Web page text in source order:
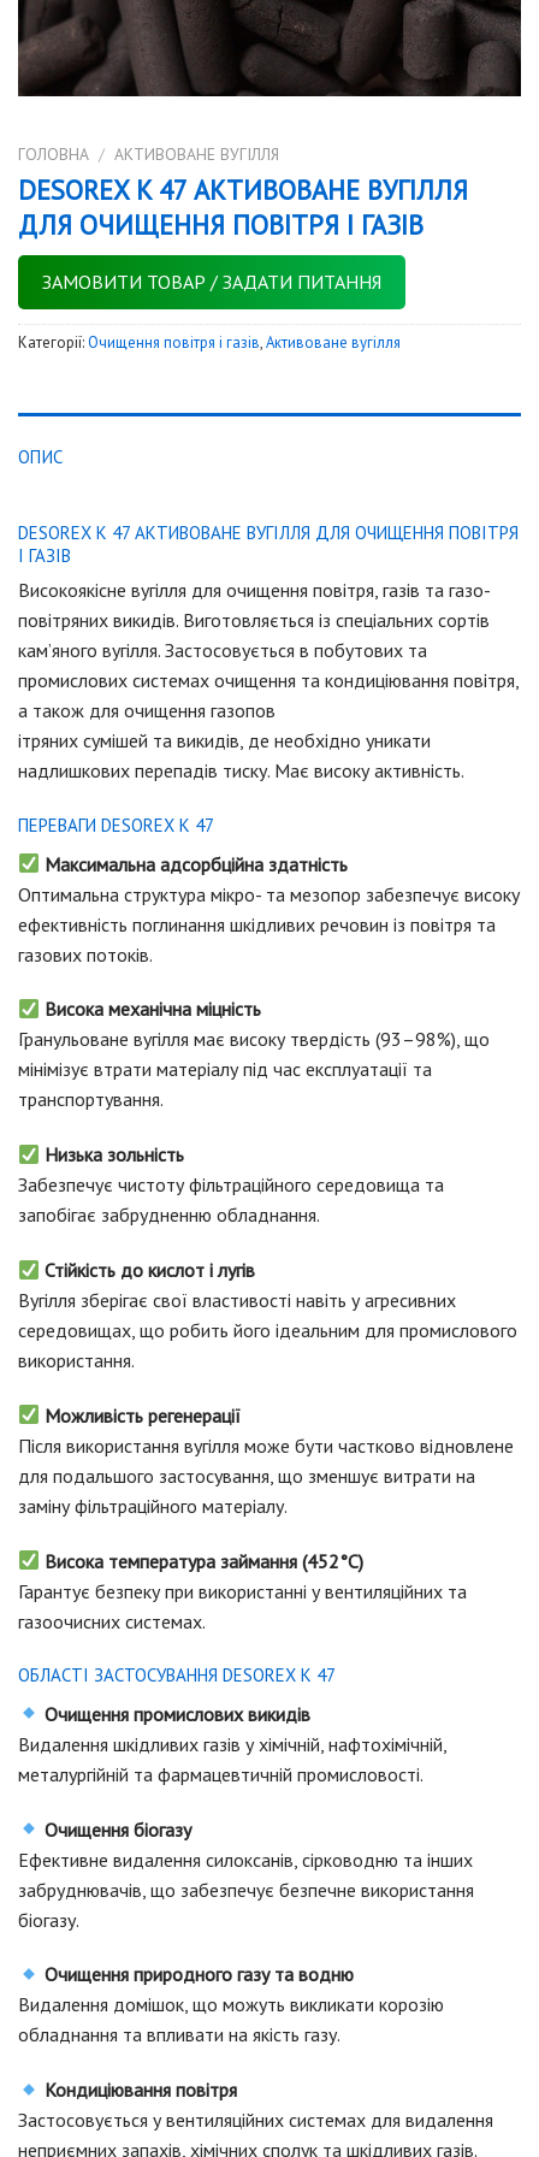
ГОЛОВНА / АКТИВОВАНЕ ВУГІЛЛЯ
DESOREX K 47 АКТИВОВАНЕ ВУГІЛЛЯ
ДЛЯ ОЧИЩЕННЯ ПОВІТРЯ І ГАЗІВ
ЗАМОВИТИ ТОВАР / ЗАДАТИ ПИТАННЯ
Категорії:Очищення повітря і газів,Активоване вугілля
ОПИС
DESOREX K 47 АКТИВОВАНЕ ВУГІЛЛЯ ДЛЯ ОЧИЩЕННЯ ПОВІТРЯ
І ГАЗІВ
Високоякісне вугілля для очищення повітря, газів та газо-
повітряних викидів. Виготовляється із спеціальних сортів
кам’яного вугілля. Застосовується в побутових та
промислових системах очищення та кондиціювання повітря,
а також для очищення газопов
ітряних сумішей та викидів, де необхідно уникати
надлишкових перепадів тиску. Має високу активність.
ПЕРЕВАГИ DESOREX K 47
Максимальна адсорбційна здатність
Оптимальна структура мікро- та мезопор забезпечує високу
ефективність поглинання шкідливих речовин із повітря та
газових потоків.
Висока механічна міцність
Гранульоване вугілля має високу твердість (93–98%), що
мінімізує втрати матеріалу під час експлуатації та
транспортування.
Низька зольність
Забезпечує чистоту фільтраційного середовища та
запобігає забрудненню обладнання.
Стійкість до кислот і лугів
Вугілля зберігає свої властивості навіть у агресивних
середовищах, що робить його ідеальним для промислового
використання.
Можливість регенерації
Після використання вугілля може бути частково відновлене
для подальшого застосування, що зменшує витрати на
заміну фільтраційного матеріалу.
Висока температура займання (452°C)
Гарантує безпеку при використанні у вентиляційних та
газоочисних системах.
ОБЛАСТІ ЗАСТОСУВАННЯ DESOREX K 47
Очищення промислових викидів
Видалення шкідливих газів у хімічній, нафтохімічній,
металургійній та фармацевтичній промисловості.
Очищення біогазу
Ефективне видалення силоксанів, сірководню та інших
забруднювачів, що забезпечує безпечне використання
біогазу.
Очищення природного газу та водню
Видалення домішок, що можуть викликати корозію
обладнання та впливати на якість газу.
Кондиціювання повітря
Застосовується у вентиляційних системах для видалення
неприємних запахів, хімічних сполук та шкідливих газів.